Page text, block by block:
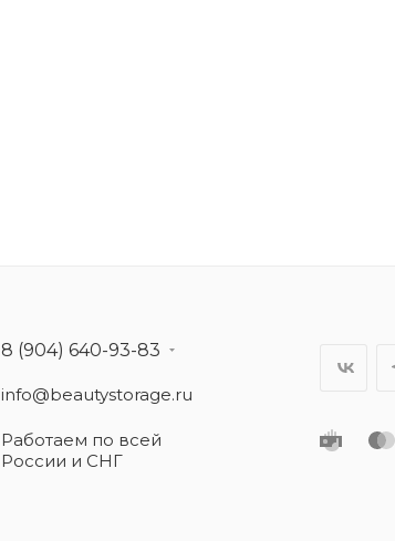
8 (904) 640-93-83
info@beautystorage.ru
Работаем по всей
России и СНГ